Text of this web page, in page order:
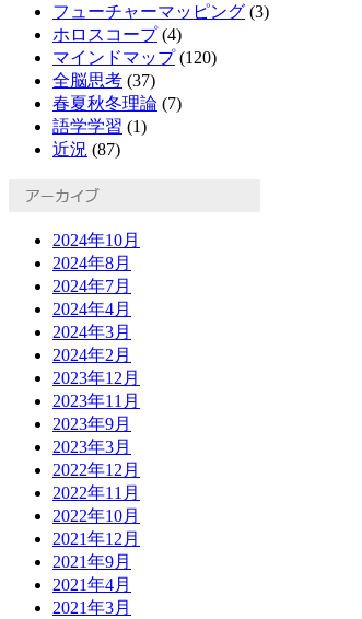
フューチャーマッピング (3)
ホロスコープ(4)
マインドマップ(120)
全脳思考 (37)
春夏秋冬理論 (7)
語学学習 (1)
近況 (87)
2024年10月
2024年8月
2024年7月
2024年4月
2024年3月
2024年2月
2023年12月
2023年11月
2023年9月
2023年3月
2022年12月
2022年11月
2022年10月
2021年12月
2021年9月
2021年4月
2021年3月